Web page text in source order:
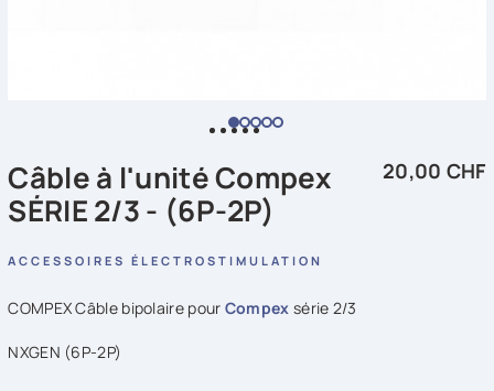
Câble à l'unité Compex
SÉRIE 2/3 - (6P-2P)
20,00 CHF
ACCESSOIRES ÉLECTROSTIMULATION
COMPEX Câble bipolaire pour Compex série 2/3
NXGEN (6P-2P)